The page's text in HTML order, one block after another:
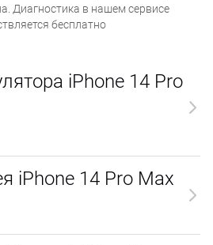
Диагностика в нашем сервисе
бесплатно
iPhone 14 Pro
iPhone 14 Pro Max